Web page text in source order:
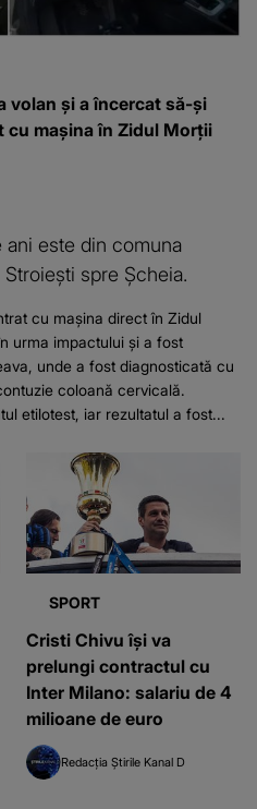
volan și a încercat să-și
cu mașina în Zidul Morții
ani este din comuna
spre Șcheia.
cu mașina direct în Zidul
urma impactului și a fost
unde a fost diagnosticată cu
coloană cervicală.
etilotest, iar rezultatul a fost...
SPORT
Cristi Chivu își va
prelungi contractul cu
Inter Milano: salariu de 4
milioane de euro
Redacția Știrile Kanal D